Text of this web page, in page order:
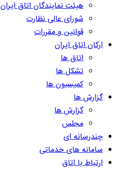
هیئت نمایندگان اتاق ایران
شورای عالی نظارت
قوانین و مقررات
ارکان اتاق ایران
اتاق ها
تشکل ها
کمیسیون ها
گزارش ها
گزارش ها
مجلس
چندرسانه ای
سامانه های خدماتی
ارتباط با اتاق